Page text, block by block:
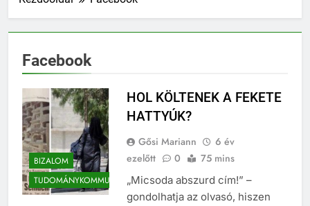
Facebook
BIZALOM
TUDOMÁNYKOMMUNIKÁCIÓ
HOL KÖLTENEK A FEKETE
HATTYÚK?
Gősi Mariann
6 év
ezelőtt
0 75 mins
„Micsoda abszurd cím!” –
gondolhatja az olvasó, hiszen